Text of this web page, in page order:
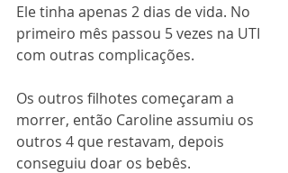
Ele tinha apenas 2 dias de vida. No
primeiro mês passou 5 vezes na UTI
com outras complicações.
Os outros filhotes começaram a
morrer, então Caroline assumiu os
outros 4 que restavam, depois
conseguiu doar os bebês.